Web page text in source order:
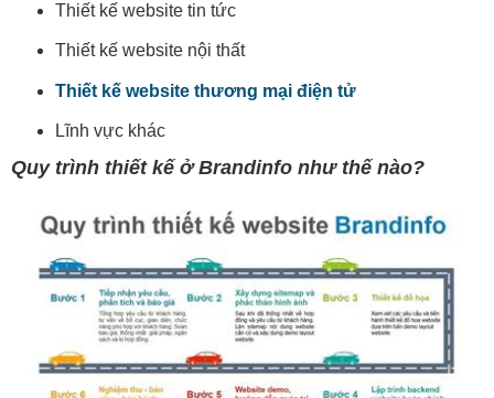
Thiết kế website tin tức
Thiết kế website nội thất
Thiết kế website thương mại điện tử
Lĩnh vực khác
Quy trình thiết kế ở Brandinfo như thế nào?